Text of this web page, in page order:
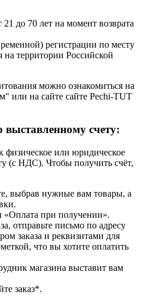
21 до 70 лет на момент возврата
регистрации по месту
на территории Российской
можно ознакомиться на
или на сайте сайте Pechi-TUT
выставленному счету:
физическое или юридическое
(с НДС). Чтобы получить счёт,
выбрав нужные вам товары, а
«Оплата при получении».
отправьте письмо по адресу
заказа и реквизитами для
что вы хотите оплатить
магазина выставит вам
заказ*.